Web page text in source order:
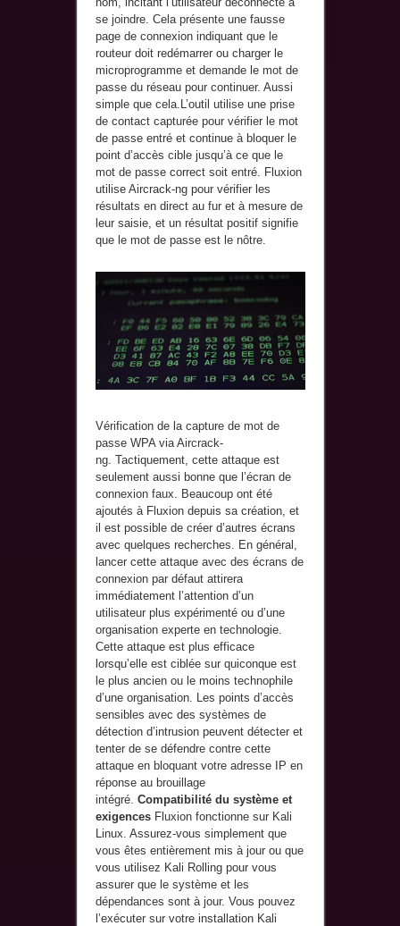
se joindre. Cela présente une fausse
page de connexion indiquant que le
routeur doit redémarrer ou charger le
microprogramme et demande le mot de
passe du réseau pour continuer. Aussi
simple que cela.L’outil utilise une prise
de contact capturée pour vérifier le mot
de passe entré et continue à bloquer le
point d’accès cible jusqu’à ce que le
mot de passe correct soit entré. Fluxion
utilise Aircrack-ng pour vérifier les
résultats en direct au fur et à mesure de
leur saisie, et un résultat positif signifie
que le mot de passe est le nôtre.
Vérification de la capture de mot de
passe WPA via Aircrack-
ng. Tactiquement, cette attaque est
seulement aussi bonne que l’écran de
connexion faux. Beaucoup ont été
ajoutés à Fluxion depuis sa création, et
il est possible de créer d’autres écrans
avec quelques recherches. En général,
lancer cette attaque avec des écrans de
connexion par défaut attirera
immédiatement l’attention d’un
utilisateur plus expérimenté ou d’une
organisation experte en technologie.
Cette attaque est plus efficace
lorsqu’elle est ciblée sur quiconque est
le plus ancien ou le moins technophile
d’une organisation. Les points d’accès
sensibles avec des systèmes de
détection d’intrusion peuvent détecter et
tenter de se défendre contre cette
attaque en bloquant votre adresse IP en
réponse au brouillage
intégré. Compatibilité du système et
exigences Fluxion fonctionne sur Kali
Linux. Assurez-vous simplement que
vous êtes entièrement mis à jour ou que
vous utilisez Kali Rolling pour vous
assurer que le système et les
dépendances sont à jour. Vous pouvez
l’exécuter sur votre installation Kali